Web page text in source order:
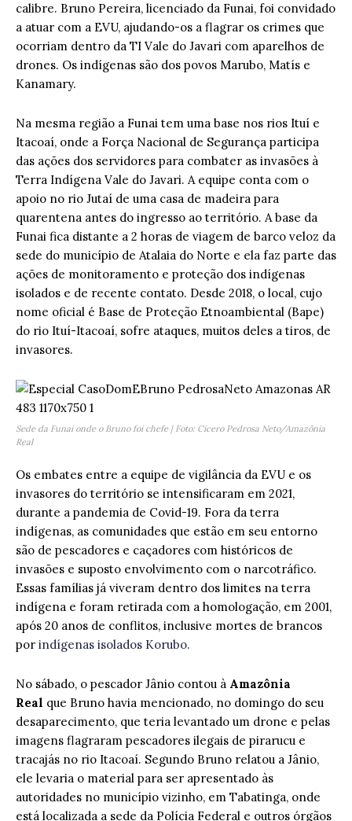
calibre. Bruno Pereira, licenciado da Funai, foi convidado
a atuar com a EVU, ajudando-os a flagrar os crimes que
ocorriam dentro da TI Vale do Javari com aparelhos de
drones. Os indígenas são dos povos Marubo, Matís e
Kanamary.
Na mesma região a Funai tem uma base nos rios Ituí e
Itacoaí, onde a Força Nacional de Segurança participa
das ações dos servidores para combater as invasões à
Terra Indígena Vale do Javari. A equipe conta com o
apoio no rio Jutaí de uma casa de madeira para
quarentena antes do ingresso ao território. A base da
Funai fica distante a 2 horas de viagem de barco veloz da
sede do município de Atalaia do Norte e ela faz parte das
ações de monitoramento e proteção dos indígenas
isolados e de recente contato. Desde 2018, o local, cujo
nome oficial é Base de Proteção Etnoambiental (Bape)
do rio Ituí-Itacoaí, sofre ataques, muitos deles a tiros, de
invasores.
Sede da Funai onde o Bruno foi chefe | Foto: Cícero Pedrosa Neto/Amazônia
Real
Os embates entre a equipe de vigilância da EVU e os
invasores do território se intensificaram em 2021,
durante a pandemia de Covid-19. Fora da terra
indígenas, as comunidades que estão em seu entorno
são de pescadores e caçadores com históricos de
invasões e suposto envolvimento com o narcotráfico.
Essas famílias já viveram dentro dos limites na terra
indígena e foram retirada com a homologação, em 2001,
após 20 anos de conflitos, inclusive mortes de brancos
por indígenas isolados Korubo.
No sábado, o pescador Jânio contou à Amazônia
Real que Bruno havia mencionado, no domingo do seu
desaparecimento, que teria levantado um drone e pelas
imagens flagraram pescadores ilegais de pirarucu e
tracajás no rio Itacoaí. Segundo Bruno relatou a Jânio,
ele levaria o material para ser apresentado às
autoridades no município vizinho, em Tabatinga, onde
está localizada a sede da Polícia Federal e outros órgãos